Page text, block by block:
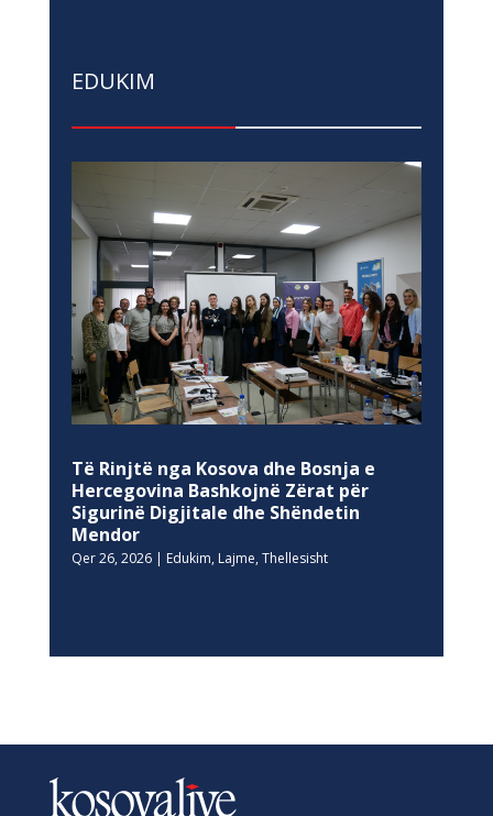
EDUKIM
Të Rinjtë nga Kosova dhe Bosnja e
Hercegovina Bashkojnë Zërat për
Sigurinë Digjitale dhe Shëndetin
Mendor
Qer 26, 2026| Edukim, Lajme, Thellesisht